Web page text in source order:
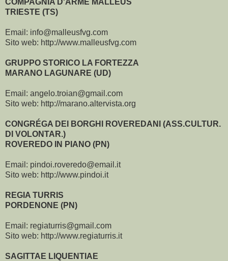
TRIESTE (TS)
Email: info@malleusfvg.com
Sito web: http://www.malleusfvg.com
GRUPPO STORICO LA FORTEZZA
MARANO LAGUNARE (UD)
Email: angelo.troian@gmail.com
Sito web: http://marano.altervista.org
CONGRÉGA DEI BORGHI ROVEREDANI (ASS.CULTUR.
DI VOLONTAR.)
ROVEREDO IN PIANO (PN)
Email: pindoi.roveredo@email.it
Sito web: http://www.pindoi.it
REGIA TURRIS
PORDENONE (PN)
Email: regiaturris@gmail.com
Sito web: http://www.regiaturris.it
SAGITTAE LIQUENTIAE